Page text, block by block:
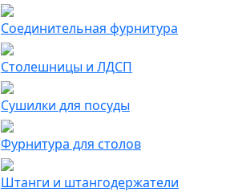
Соединительная фурнитура
Столешницы и ЛДСП
Сушилки для посуды
Фурнитура для столов
Штанги и штангодержатели